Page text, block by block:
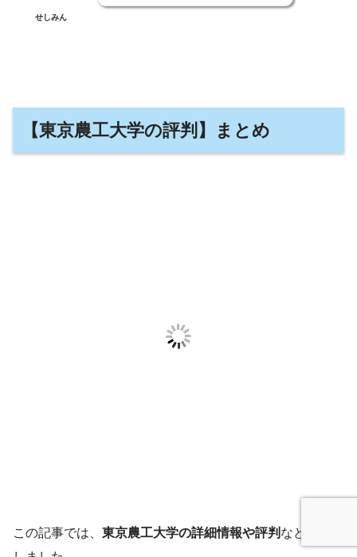
せしみん
【東京農工大学の評判】まとめ
この記事では、 東京農工大学の詳細情報や評判 などを解説